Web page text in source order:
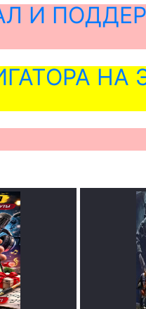
И
НА